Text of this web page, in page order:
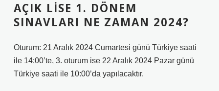
AÇIK LISE 1. DÖNEM
SINAVLARI NE ZAMAN 2024?
Oturum: 21 Aralık 2024 Cumartesi günü Türkiye saati
ile 14:00’te, 3. oturum ise 22 Aralık 2024 Pazar günü
Türkiye saati ile 10:00’da yapılacaktır.